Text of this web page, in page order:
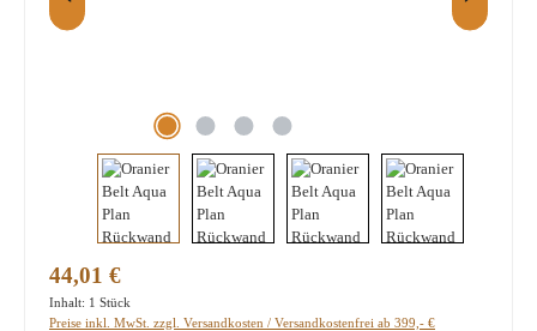
Regulärer Preis:
44,01 €
Inhalt: 1 Stück
Preise inkl. MwSt. zzgl. Versandkosten / Versandkostenfrei ab 399,- €